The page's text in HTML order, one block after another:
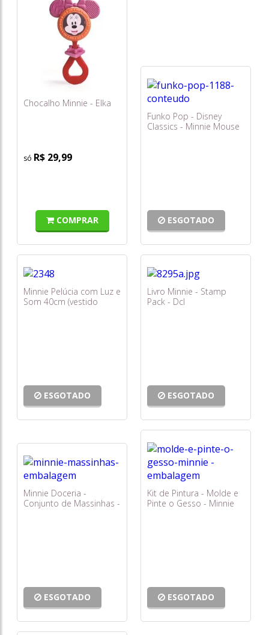
Chocalho Minnie - Elka
R$ 29,99
COMPRAR
Funko Pop - Disney
Classics - Minnie Mouse
ESGOTADO
Minnie Pelúcia com Luz e
Som 40cm (vestido
ESGOTADO
Livro Minnie - Stamp
Pack - Dcl
ESGOTADO
Minnie Doceria -
Conjunto de Massinhas -
ESGOTADO
Kit de Pintura - Molde e
Pinte o Gesso - Minnie
ESGOTADO